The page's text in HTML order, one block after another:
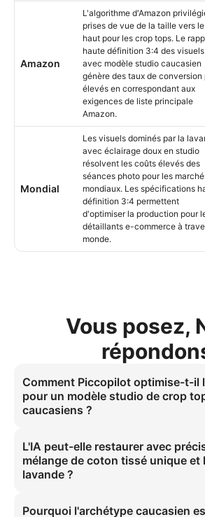
Amazon
L'algorithme d'Amazon
prises de vue de la taille vers le
haut pour les crop tops. Le
haute définition 3:4 des visuels
avec modèle studio caucasien
génère des taux de conversion
élevés en correspondant aux
exigences de liste principale
Amazon.
Mondial
Les visuels dominés par la
avec éclairage doux en studio
résolvent les coûts élevés des
séances photo pour les
mondiaux. Les spécifications
définition 3:4 permettent
d'optimiser la production pour
détaillants e-commerce à
monde.
Vous posez,
Comment Piccopilot optimise-t-il
pour un modèle studio de crop
caucasiens ?
conversion supérieur de 30 % pour les crop
déploie l'IA pour scaler des actifs e-commerce
coûts de séances photo traditionnelles,
du mélange de coton tissé sous éclairage doux
L'IA peut-elle restaurer avec
mélange de coton tissé unique et
lavande ?
coton et la fidélité chromatique lavande.
Pourquoi l'archétype caucasien